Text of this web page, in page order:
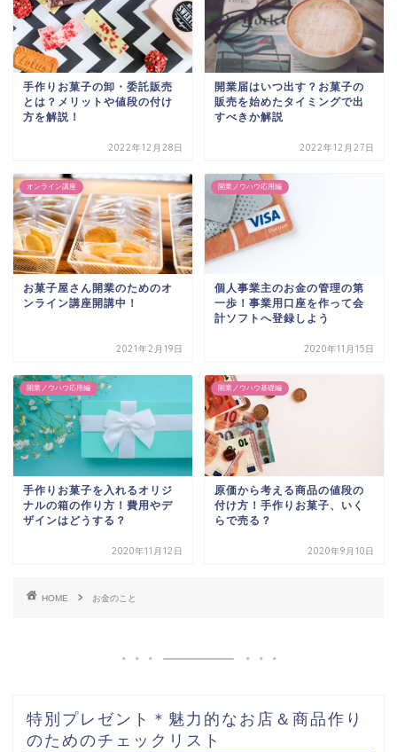
手作りお菓子の卸・委託販売
とは？メリットや値段の付け
方を解説！
2022年12月28日
開業届はいつ出す？お菓子の
販売を始めたタイミングで出
すべきか解説
2022年12月27日
オンライン講座
お菓子屋さん開業のためのオ
ンライン講座開講中！
2021年2月19日
開業ノウハウ応用編
個人事業主のお金の管理の第
一歩！事業用口座を作って会
計ソフトへ登録しよう
2020年11月15日
開業ノウハウ応用編
手作りお菓子を入れるオリジ
ナルの箱の作り方！費用やデ
ザインはどうする？
2020年11月12日
開業ノウハウ基礎編
原価から考える商品の値段の
付け方！手作りお菓子、いく
らで売る？
2020年9月10日
HOME お金のこと
特別プレゼント＊魅力的なお店＆商品作り
のためのチェックリスト